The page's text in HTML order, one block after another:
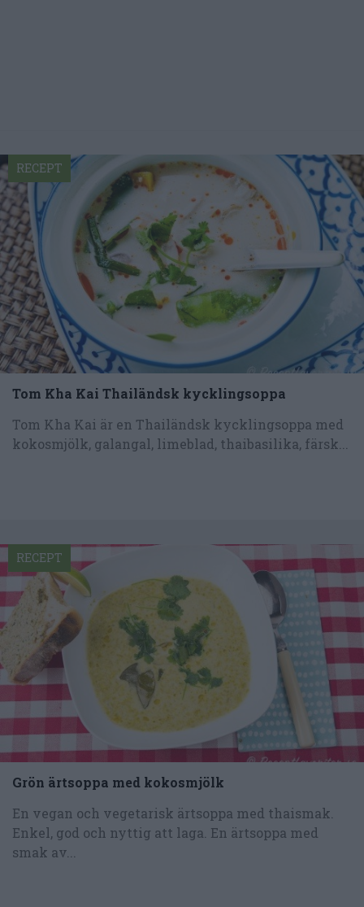
Tom Kha Kai Thailändsk kycklingsoppa
Tom Kha Kai är en Thailändsk kycklingsoppa med
kokosmjölk, galangal, limeblad, thaibasilika, färsk...
RECEPT
Grön ärtsoppa med kokosmjölk
En vegan och vegetarisk ärtsoppa med thaismak.
Enkel, god och nyttig att laga. En ärtsoppa med
smak av...
RECEPT